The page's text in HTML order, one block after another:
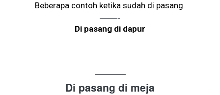
Beberapa contoh ketika sudah di pasang.
——-
Di pasang di dapur
———
Di pasang di meja